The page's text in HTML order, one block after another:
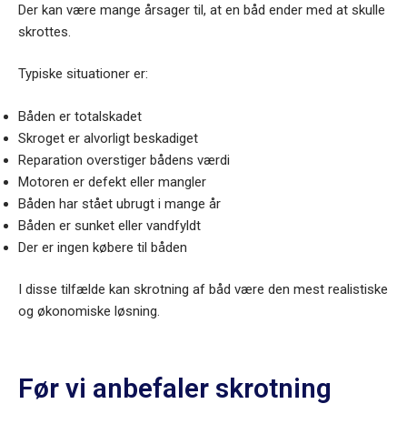
Der kan være mange årsager til, at en båd ender med at skulle
skrottes.
Typiske situationer er:
Båden er totalskadet
Skroget er alvorligt beskadiget
Reparation overstiger bådens værdi
Motoren er defekt eller mangler
Båden har stået ubrugt i mange år
Båden er sunket eller vandfyldt
Der er ingen købere til båden
I disse tilfælde kan skrotning af båd være den mest realistiske
og økonomiske løsning.
Før vi anbefaler skrotning